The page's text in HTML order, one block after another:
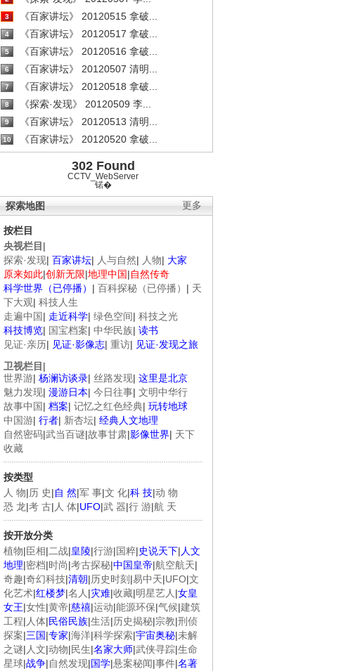
3 《百家讲坛》 20120515 拿破...
4 《百家讲坛》 20120517 拿破...
5 《百家讲坛》 20120516 拿破...
6 《百家讲坛》 20120507 清明...
7 《百家讲坛》 20120518 拿破...
8 《探索·发现》 20120509 李...
9 《百家讲坛》 20120513 清明...
10 《百家讲坛》 20120520 拿破...
302 Found
CCTV_WebServer
锘�
更多
探索地图
按栏目
央视栏目 |
探索·发现| 百家讲坛| 人与自然| 人物| 大家
原来如此|创新无限|地理中国|自然传奇
科学世界（已停播） | 百科探秘（已停播） | 天
下大观| 科技人生
走遍中国| 走近科学| 绿色空间| 科技之光
科技博览| 国宝档案| 中华民族| 读书
见证·亲历| 见证·影像志| 重访| 见证·发现之旅
卫视栏目 |
世界游| 杨澜访谈录| 丝路发现| 这里是北京
魅力发现| 漫游日本| 今日往事| 文明中华行
故事中国| 档案| 记忆之红色经典| 玩转地球
中国游| 行者| 新杏坛| 经典人文地理
自然密码|武当百谜|故事甘肃|影像世界| 天下
收藏
按类型
人 物|历 史|自 然|军 事|文 化|科 技|动 物
恐 龙|考 古| 人 体|UFO|武 器|行 游|航 天
按开放分类
植物|臣相|二战|皇陵|行游|国粹|史说天下| 人文
地理|密档|时尚|考古探秘|中国皇帝|航空航天|
奇趣|奇幻科技|清朝|历史时刻 |易中天|UFO|文
化艺术|红楼梦|名人 |灾难|收藏|明星艺人 |女皇
女王|女性|黄帝|慈禧|运动|能源环保|气候|建筑
工程| 人体|民俗民族|生活|历史揭秘|宗教|刑侦
探案|三国|专家|海洋|科学探索|宇宙奥秘|未解
之谜| 人文|动物|民生|名家大师|武侠寻踪|生命
星球|战争|自然发现|国学|悬案秘闻|事件|名著